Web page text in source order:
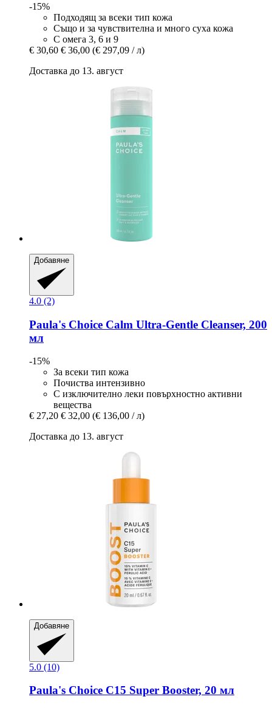
-15%
Подходящ за всеки тип кожа
Също и за чувствителна и много суха кожа
С омега 3, 6 и 9
€ 30,60 € 36,00 (€ 297,09 / л)
Доставка до 13. август
Добавяне
4.0 (2)
Paula's Choice Calm Ultra-​Gentle Cleanser, 200
мл
-15%
За всеки тип кожа
Почиства интензивно
С изключително леки повърхностно активни
вещества
€ 27,20 € 32,00 (€ 136,00 / л)
Доставка до 13. август
Добавяне
5.0 (10)
Paula's Choice C15 Super Booster, 20 мл